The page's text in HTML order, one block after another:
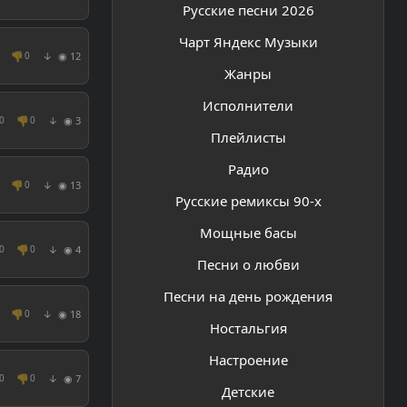
Русские песни 2026
Чарт Яндекс Музыки
Жанры
Исполнители
Плейлисты
Радио
Русские ремиксы 90-х
Мощные басы
Песни о любви
Песни на день рождения
Ностальгия
Настроение
Детские
👎 0 ↓ ◉ 12
0 👎 0 ↓ ◉ 3
👎 0 ↓ ◉ 13
0 👎 0 ↓ ◉ 4
👎 0 ↓ ◉ 18
0 👎 0 ↓ ◉ 7